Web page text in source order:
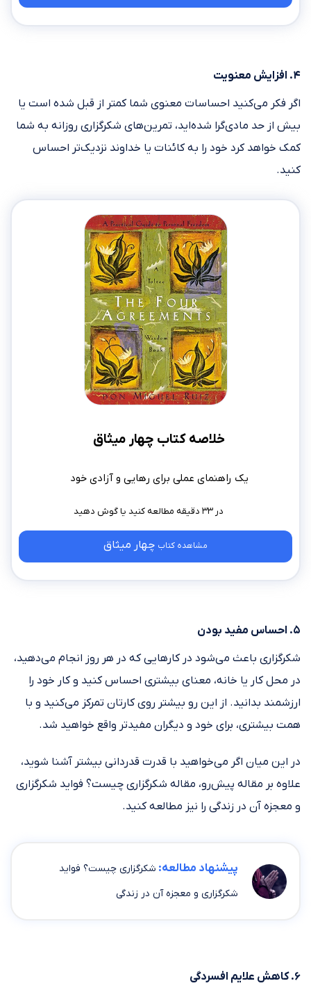
۴. افزایش معنویت
اگر فکر می‌کنید احساسات معنوی شما کمتر از قبل شده است یا
بیش از حد مادی‌گرا شده‌اید، تمرین‌های شکرگزاری روزانه به شما
کمک خواهد کرد خود را به کائنات یا خداوند نزدیک‌تر احساس
کنید.
خلاصه کتاب چهار میثاق
یک راهنمای عملی برای رهایی و آزادی خود
در ۳۳ دقیقه مطالعه کنید
مشاهده کتاب چهار میثاق
۵. احساس مفید بودن
شکرگزاری باعث می‌شود در کارهایی که در هر روز انجام می‌دهید،
در محل کار یا خانه، معنای بیشتری احساس کنید و کار خود را
ارزشمند بدانید. از این رو بیشتر روی کارتان تمرکز می‌کنید و با
همت بیشتری، برای خود و دیگران مفیدتر واقع خواهید شد.
در این میان اگر می‌خواهید با قدرت قدردانی بیشتر آشنا شوید،
علاوه بر مقاله پیش‌رو، مقاله شکرگزاری چیست؟ فواید شکرگزاری
و معجزه آن در زندگی را نیز مطالعه کنید.
پیشنهاد مطالعه: شکرگزاری چیست؟ فواید
شکرگزاری و معجزه آن در زندگی
۶. کاهش علایم افسردگی